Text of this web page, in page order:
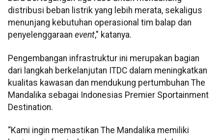
distribusi beban listrik yang lebih merata, sekaligus
menunjang kebutuhan operasional tim balap dan
penyelenggaraan event," katanya.
Pengembangan infrastruktur ini merupakan bagian
dari langkah berkelanjutan ITDC dalam meningkatkan
kualitas kawasan dan mendukung pertumbuhan The
Mandalika sebagai Indonesias Premier Sportainment
Destination.
“Kami ingin memastikan The Mandalika memiliki